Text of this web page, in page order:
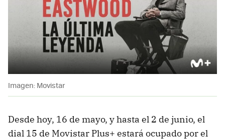
Imagen: Movistar
Desde hoy, 16 de mayo, y hasta el 2 de junio, el
dial 15 de Movistar Plus+ estará ocupado por el